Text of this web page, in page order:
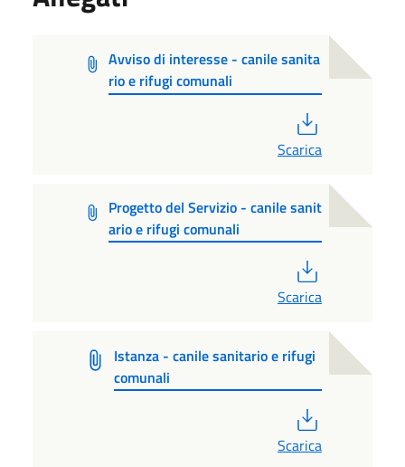
Avviso di interesse - canile sanita
rio e rifugi comunali
Scarica
Progetto del Servizio - canile sanit
ario e rifugi comunali
Scarica
Istanza - canile sanitario e rifugi
comunali
Scarica